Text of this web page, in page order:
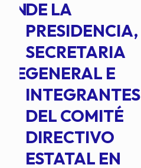
DE LA
PRESIDENCIA,
SECRETARIA
GENERAL E
INTEGRANTES
DEL COMITÉ
DIRECTIVO
ESTATAL EN